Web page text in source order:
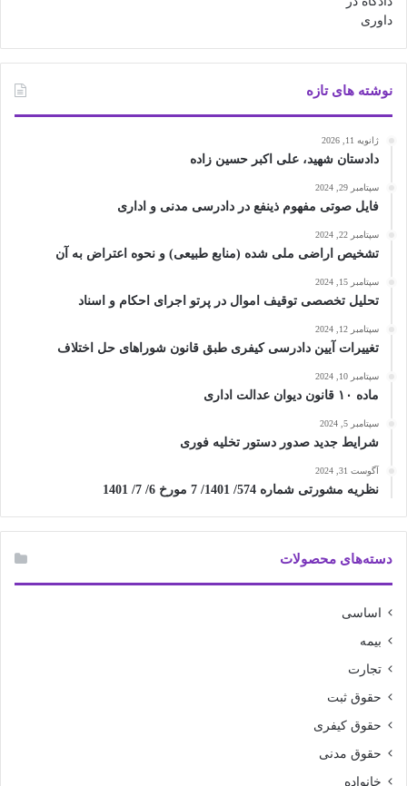
نوشته های تازه
ژانویه 11, 2026
دادستان شهید، علی اکبر حسین زاده
سپتامبر 29, 2024
فایل صوتی مفهوم ذینفع در دادرسی مدنی و اداری
سپتامبر 22, 2024
تشخیص اراضی ملی شده (منابع طبیعی) و نحوه اعتراض به آن
سپتامبر 15, 2024
تحلیل تخصصی توقیف اموال در پرتو اجرای احکام و اسناد
سپتامبر 12, 2024
تغییرات آیین دادرسی کیفری طبق قانون شوراهای حل اختلاف
سپتامبر 10, 2024
ماده ۱۰ قانون دیوان عدالت اداری
سپتامبر 5, 2024
شرایط جدید صدور دستور تخلیه فوری
آگوست 31, 2024
نظریه مشورتی شماره 574/ 1401/ 7 مورخ 6/ 7/ 1401
دسته‌های محصولات
اساسی
بیمه
تجارت
حقوق ثبت
حقوق کیفری
حقوق مدنی
خانواده